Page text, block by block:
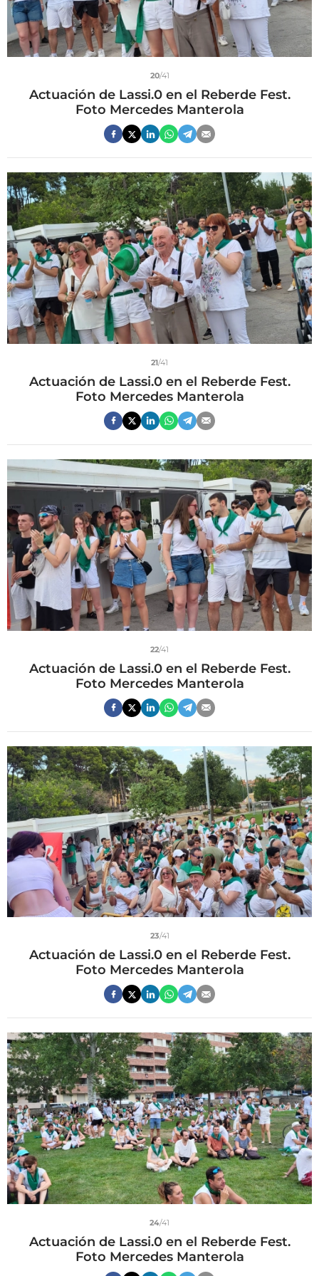
20/41
Actuación de Lassi.0 en el Reberde Fest.
Foto Mercedes Manterola
21/41
Actuación de Lassi.0 en el Reberde Fest.
Foto Mercedes Manterola
22/41
Actuación de Lassi.0 en el Reberde Fest.
Foto Mercedes Manterola
23/41
Actuación de Lassi.0 en el Reberde Fest.
Foto Mercedes Manterola
24/41
Actuación de Lassi.0 en el Reberde Fest.
Foto Mercedes Manterola